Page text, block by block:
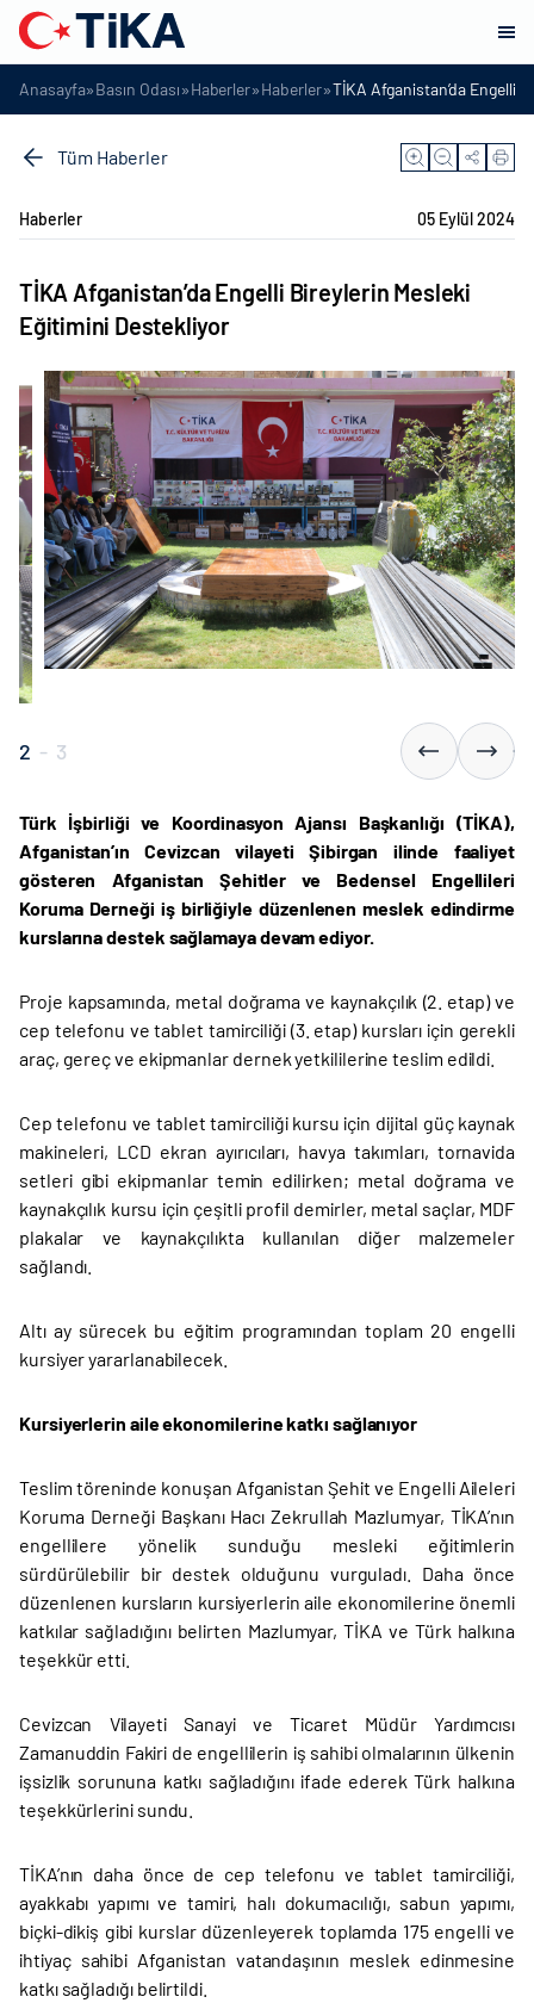
Anasayfa»Basın Odası»Haberler»Haberler»TİKA Afganistan’da Engelli
Tüm Haberler
Haberler 05 Eylül 2024
TİKA Afganistan’da Engelli Bireylerin Mesleki
Eğitimini Destekliyor
2 - 3
Türk İşbirliği ve Koordinasyon Ajansı Başkanlığı (TİKA),
Afganistan’ın Cevizcan vilayeti Şibirgan ilinde faaliyet
gösteren Afganistan Şehitler ve Bedensel Engellileri
Koruma Derneği iş birliğiyle düzenlenen meslek edindirme
kurslarına destek sağlamaya devam ediyor.
Proje kapsamında, metal doğrama ve kaynakçılık (2. etap) ve
cep telefonu ve tablet tamirciliği (3. etap) kursları için gerekli
araç, gereç ve ekipmanlar dernek yetkililerine teslim edildi.
Cep telefonu ve tablet tamirciliği kursu için dijital güç kaynak
makineleri, LCD ekran ayırıcıları, havya takımları, tornavida
setleri gibi ekipmanlar temin edilirken; metal doğrama ve
kaynakçılık kursu için çeşitli profil demirler, metal saçlar, MDF
plakalar ve kaynakçılıkta kullanılan diğer malzemeler
sağlandı.
Altı ay sürecek bu eğitim programından toplam 20 engelli
kursiyer yararlanabilecek.
Kursiyerlerin aile ekonomilerine katkı sağlanıyor
Teslim töreninde konuşan Afganistan Şehit ve Engelli Aileleri
Koruma Derneği Başkanı Hacı Zekrullah Mazlumyar, TİKA’nın
engellilere yönelik sunduğu mesleki eğitimlerin
sürdürülebilir bir destek olduğunu vurguladı. Daha önce
düzenlenen kursların kursiyerlerin aile ekonomilerine önemli
katkılar sağladığını belirten Mazlumyar, TİKA ve Türk halkına
teşekkür etti.
Cevizcan Vilayeti Sanayi ve Ticaret Müdür Yardımcısı
Zamanuddin Fakiri de engellilerin iş sahibi olmalarının ülkenin
işsizlik sorununa katkı sağladığını ifade ederek Türk halkına
teşekkürlerini sundu.
TİKA’nın daha önce de cep telefonu ve tablet tamirciliği,
ayakkabı yapımı ve tamiri, halı dokumacılığı, sabun yapımı,
biçki-dikiş gibi kurslar düzenleyerek toplamda 175 engelli ve
ihtiyaç sahibi Afganistan vatandaşının meslek edinmesine
katkı sağladığı belirtildi.